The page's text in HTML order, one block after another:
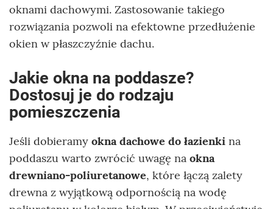
oknami dachowymi. Zastosowanie takiego
rozwiązania pozwoli na efektowne przedłużenie
okien w płaszczyźnie dachu.
Jakie okna na poddasze?
Dostosuj je do rodzaju
pomieszczenia
Jeśli dobieramy okna dachowe do łazienki na
poddaszu warto zwrócić uwagę na okna
drewniano-poliuretanowe, które łączą zalety
drewna z wyjątkową odpornością na wodę